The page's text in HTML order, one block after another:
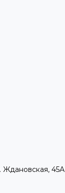
Ждановская, 45А